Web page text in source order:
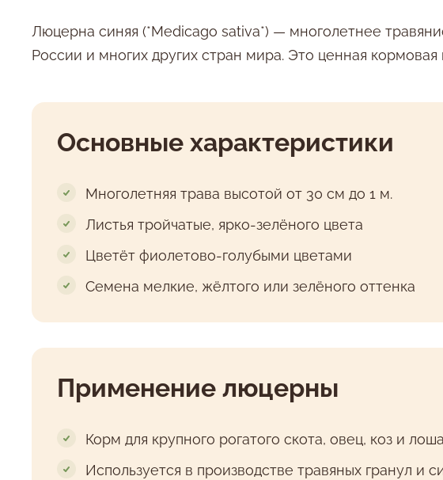
Люцерна синяя (*Medicago sativa*) — многолетнее
России и многих других стран мира. Это ценная
Основные характеристики
Многолетняя трава высотой от 30 см до 1 м.
Листья тройчатые, ярко-зелёного цвета
Цветёт фиолетово-голубыми цветами
Семена мелкие, жёлтого или зелёного оттенка
Применение люцерны
Корм для крупного рогатого скота, овец, коз и
Используется в производстве травяных гранул и